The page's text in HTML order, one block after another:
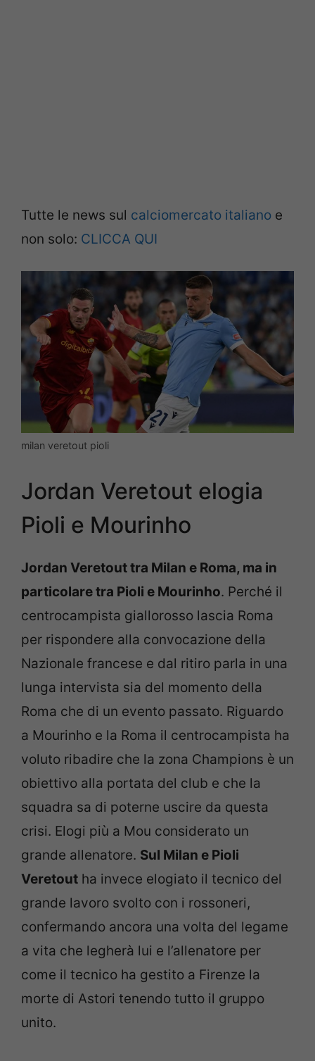
Tutte le news sul calciomercato italiano e
non solo: CLICCA QUI
milan veretout pioli
Jordan Veretout elogia
Pioli e Mourinho
Jordan Veretout tra Milan e Roma, ma in
particolare tra Pioli e Mourinho. Perché il
centrocampista giallorosso lascia Roma
per rispondere alla convocazione della
Nazionale francese e dal ritiro parla in una
lunga intervista sia del momento della
Roma che di un evento passato. Riguardo
a Mourinho e la Roma il centrocampista ha
voluto ribadire che la zona Champions è un
obiettivo alla portata del club e che la
squadra sa di poterne uscire da questa
crisi. Elogi più a Mou considerato un
grande allenatore. Sul Milan e Pioli
Veretout ha invece elogiato il tecnico del
grande lavoro svolto con i rossoneri,
confermando ancora una volta del legame
a vita che legherà lui e l’allenatore per
come il tecnico ha gestito a Firenze la
morte di Astori tenendo tutto il gruppo
unito.